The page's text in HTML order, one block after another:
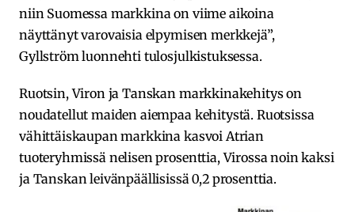
niin Suomessa markkina on viime aikoina
näyttänyt varovaisia elpymisen merkkejä”,
Gyllström luonnehti tulosjulkistuksessa.
Ruotsin, Viron ja Tanskan markkinakehitys on
noudatellut maiden aiempaa kehitystä. Ruotsissa
vähittäiskaupan markkina kasvoi Atrian
tuoteryhmissä nelisen prosenttia, Virossa noin kaksi
ja Tanskan leivänpäällisissä 0,2 prosenttia.